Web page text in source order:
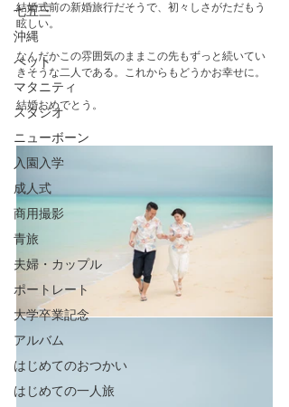
七五三
沖縄
ペット
マタニティ
スタジオ
ニューボーン
入園入学
成人式
商用撮影
青旅
夫婦・カップル
ポートレート
大学卒業記念
アルバム
はじめてのおつかい
はじめての一人旅
結婚式前の新婚旅行だそうで、初々しさがただもう
眩しい。
なんだかこの雰囲気のままこの先もずっと続いてい
きそうな二人である。これからもどうかお幸せに。
結婚おめでとう。